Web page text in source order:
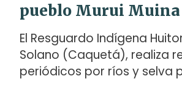
pueblo Murui Muina
El Resguardo Indígena
Solano (Caquetá), realiza
periódicos por ríos y selva